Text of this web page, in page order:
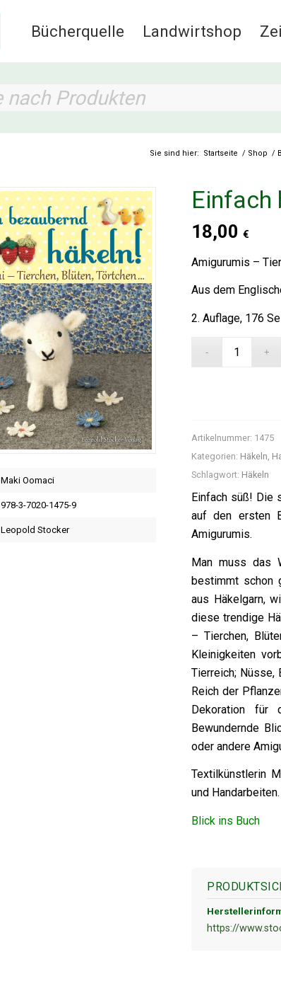
Bücherquelle Landwirtshop
Sie sind hier: Startseite / Shop /
Maki Oomaci
978-3-7020-1475-9
Leopold Stocker
Einfach
18,00€
Amigurumis –
Aus dem
2. Auflage, 176
Artikelnummer: 1475
Kategorien: Häkeln,
Schlagwort: Häkeln
Einfach süß! Die
auf den ersten
Amigurumis.
Man muss das
bestimmt schon
aus Häkelgarn,
diese trendige
– Tierchen,
Kleinigkeiten
Tierreich; Nüsse,
Reich der
Dekoration für
Bewundernde
oder andere
Textilkünstlerin
und Handarbeiten.
Blick ins Buch
https://